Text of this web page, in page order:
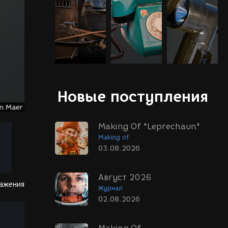
Новые поступления
Making Of "Leprechaun"
Making of
03.08.2026
Август 2026
Журнал
02.08.2026